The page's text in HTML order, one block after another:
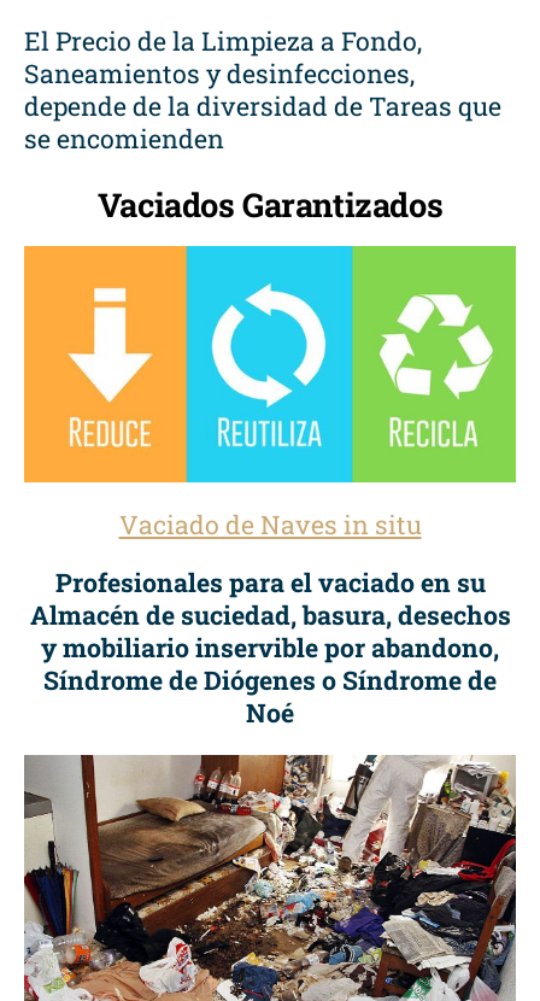
El Precio de la Limpieza a Fondo,
Saneamientos y desinfecciones,
depende de la diversidad de Tareas que
se encomienden
Vaciados Garantizados
Vaciado de Naves in situ
Profesionales para el vaciado en su
Almacén de suciedad, basura, desechos
y mobiliario inservible por abandono,
Síndrome de Diógenes o Síndrome de
Noé